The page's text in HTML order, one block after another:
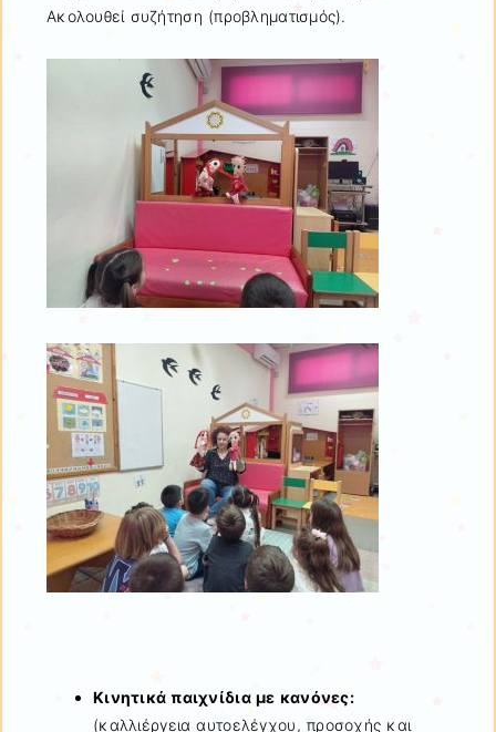
Ακολουθεί συζήτηση (προβληματισμός).
Κινητικά παιχνίδια με κανόνες:
(καλλιέργεια αυτοελέγχου, προσοχής και